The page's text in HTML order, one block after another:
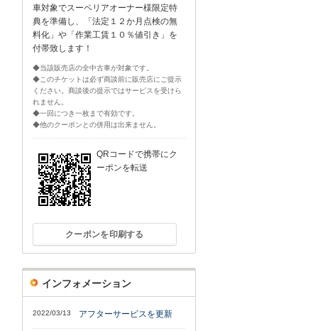
車対象でスーペリアオーナー様限定特
典を準備し、「法定１２か月点検の無
料化」や「作業工賃１０％値引き」を
付帯致します！
◆当該販売店の全中古車が対象です。
◆このチケットは必ず商談前に販売店にご提示
ください。商談後の提示ではサービスを受けら
れません。
◆一回につき一枚まで有効です。
◆他のクーポンとの併用は出来ません。
QRコードで携帯にク
ーポンを転送
クーポンを印刷する
インフォメーション
2022/03/13 アフターサービスを更新